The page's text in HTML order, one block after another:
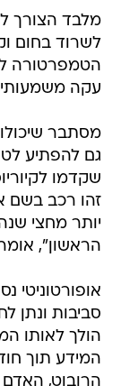
מלבד הצורך
לשרוד בחום
עקה
מסתבר
גם להפתיע
שקדמו
זהו רכב בשם
יותר מחצי
הראשון",
סביבות ונתן
הולך לאותו
המידע תוך
הרובוט, האדם